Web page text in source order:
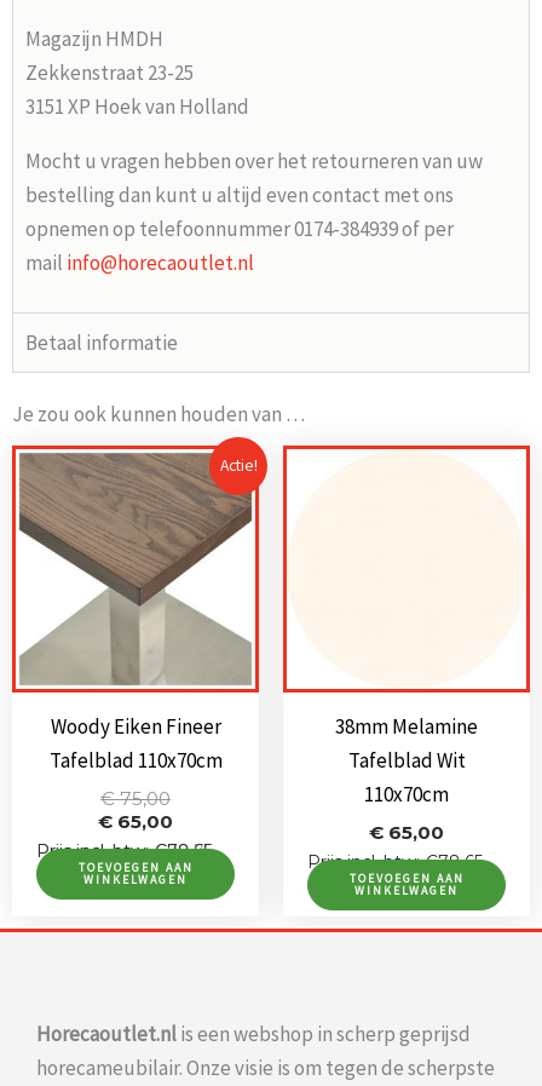
Magazijn HMDH
Zekkenstraat 23-25
3151 XP Hoek van Holland
Mocht u vragen hebben over het retourneren van uw
bestelling dan kunt u altijd even contact met ons
opnemen op telefoonnummer 0174-384939 of per
mail info@horecaoutlet.nl
Betaal informatie
Je zou ook kunnen houden van …
Actie!
Woody Eiken Fineer
Tafelblad 110x70cm
€75,00
Prijs incl. btw: €90,75
Oorspronkelijke
prijs
was:
€ 75,00.
€ 65,00
Prijs incl. btw: €78,65
is:
€ 65,00.
TOEVOEGEN AAN
WINKELWAGEN
38mm Melamine
Tafelblad Wit
110x70cm
€ 65,00
Prijs incl. btw: €78,65
TOEVOEGEN AAN
WINKELWAGEN
Horecaoutlet.nlis een webshop in scherp geprijsd
horecameubilair. Onze visie is om tegen de scherpste